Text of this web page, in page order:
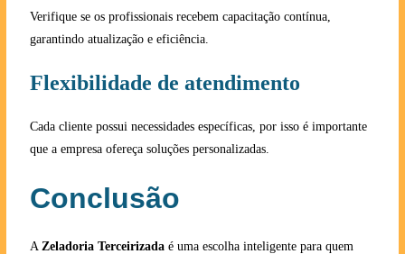
Verifique se os profissionais recebem capacitação contínua,
garantindo atualização e eficiência.
Flexibilidade de atendimento
Cada cliente possui necessidades específicas, por isso é importante
que a empresa ofereça soluções personalizadas.
Conclusão
A Zeladoria Terceirizadaé uma escolha inteligente para quem